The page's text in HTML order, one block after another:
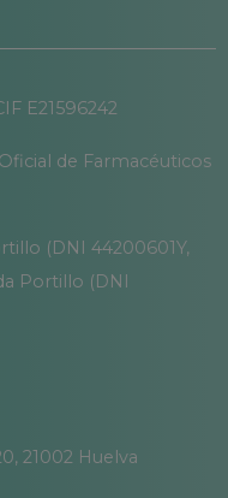
E21596242
de Farmacéuticos
(DNI 44200601Y,
Portillo (DNI
21002 Huelva